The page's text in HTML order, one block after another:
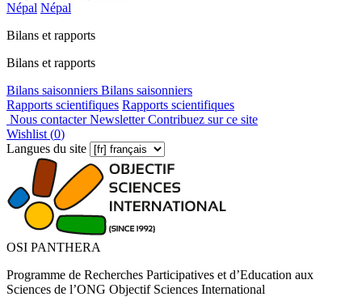
Népal Népal
Bilans et rapports
Bilans et rapports
Bilans saisonniers Bilans saisonniers
Rapports scientifiques Rapports scientifiques
Nous contacterNewsletterContribuez sur ce site
Wishlist (0)
Langues du site
OSI PANTHERA
Programme de Recherches Participatives et d’Education aux
Sciences de l’ONG Objectif Sciences International